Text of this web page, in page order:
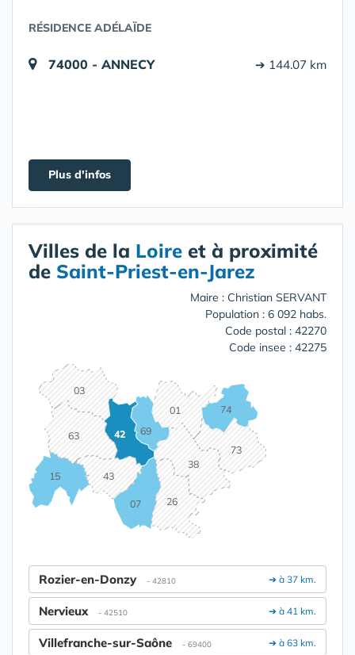
RÉSIDENCE ADÉLAÏDE
74000 - ANNECY ➔ 144.07 km
Plus d'infos
Villes de la Loire et à proximité
de Saint-Priest-en-Jarez
Maire : Christian SERVANT
Population : 6 092 habs.
Code postal : 42270
Code insee : 42275
01
03
07
15
26
38
42
43
63
69
73
74
➔ à 37 km.
Rozier-en-Donzy - 42810
➔ à 41 km.
Nervieux - 42510
➔ à 63 km.
Villefranche-sur-Saône - 69400